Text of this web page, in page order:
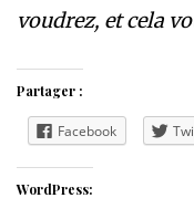
voudrez, et cela
Partager :
Facebook
WordPress: